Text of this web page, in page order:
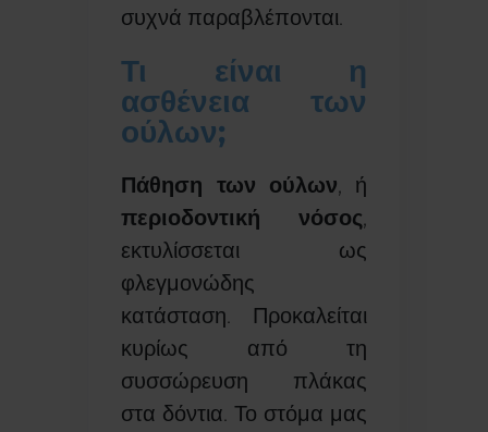
συχνά παραβλέπονται.
Τι είναι η
ασθένεια των
ούλων;
Πάθηση των ούλων, ή
περιοδοντική νόσος,
εκτυλίσσεται ως
φλεγμονώδης
κατάσταση. Προκαλείται
κυρίως από τη
συσσώρευση πλάκας
στα δόντια. Το στόμα μας